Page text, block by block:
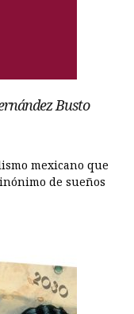
Busto
mexicano que
de sueños